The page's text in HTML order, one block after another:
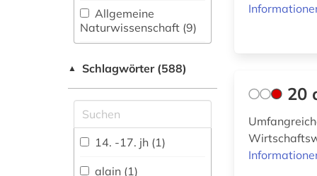
Allgemeine
Naturwissenschaft (9)
fachübergreifende
Allgemeine und
vergleichende Sprach-
und
Literaturwissenschaft.
Indogermanistik.
▲ Schlagwörter (588)
14. -17. jh (1)
alain (1)
20